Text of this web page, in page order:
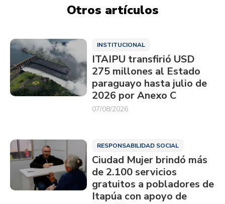
Otros artículos
INSTITUCIONAL
ITAIPU transfirió USD
275 millones al Estado
paraguayo hasta julio de
2026 por Anexo C
07/08/2026
RESPONSABILIDAD SOCIAL
Ciudad Mujer brindó más
de 2.100 servicios
gratuitos a pobladores de
Itapúa con apoyo de